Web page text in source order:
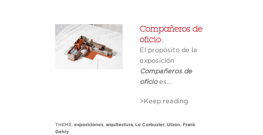
Compañeros de
oficio.
El propósito de la
exposición
Compañeros de
oficioes...
>Keep reading
THEME: exposiciones, arquitectura, Le Corbusier, Utzon, Frank
Gehry